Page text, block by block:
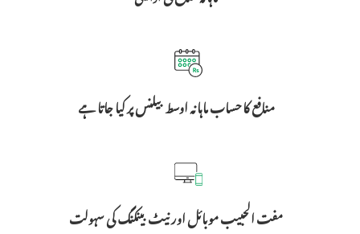
منافع کا حساب ماہانہ اوسط بیلنس پر کیا جاتا ہے
مفت الحبیب موبائل اور نیٹ بینکنگ کی سہولت